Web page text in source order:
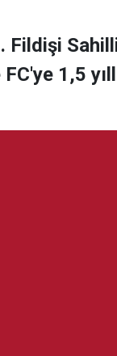
Fildişi
1,5